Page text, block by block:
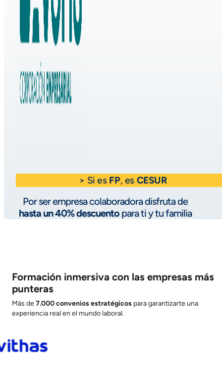
> Si es FP, es CESUR
Por ser empresa colaboradora disfruta de
hasta un 40% descuentopara ti y tu familia
Formación inmersiva con las empresas más
punteras
Más de7.000 convenios estratégicos para garantizarte una
experiencia real en el mundo laboral.